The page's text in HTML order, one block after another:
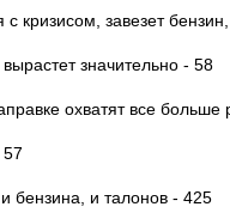
с кризисом, завезет
значительно - 58
охватят все больше
бензина, и талонов - 425